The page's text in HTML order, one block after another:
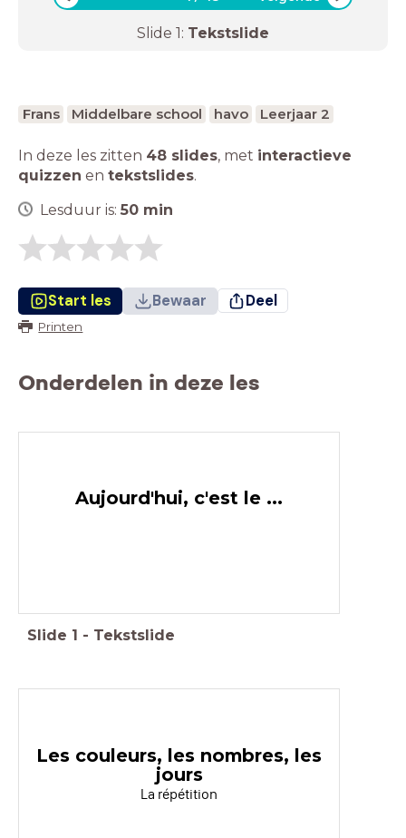
Slide 1: Tekstslide
Frans Middelbare school havo Leerjaar 2
In deze les zitten 48 slides, met interactieve
quizzen en tekstslides.
Lesduur is: 50 min
Start les Bewaar Deel
Printen
Onderdelen in deze les
Aujourd'hui, c'est le ...
Slide 1 - Tekstslide
Les couleurs, les nombres, les
jours
La répétition